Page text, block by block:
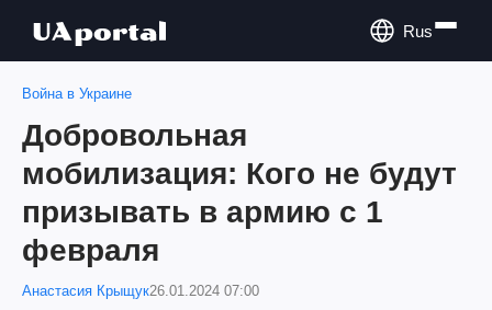
Rus
Война в Украине
Добровольная
мобилизация: Кого не будут
призывать в армию с 1
февраля
Анастасия Крыщук26.01.2024 07:00